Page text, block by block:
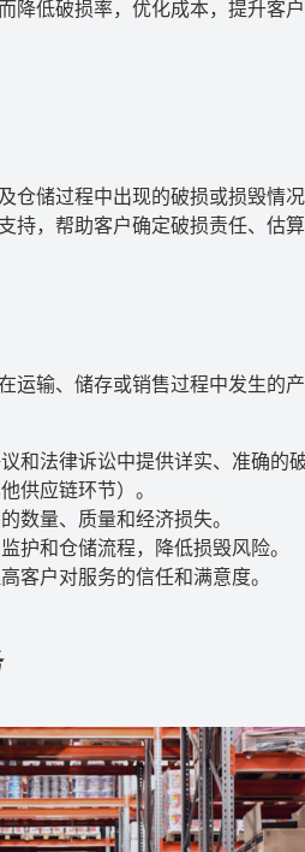
降低破损率，优化成本，提升客
仓储过程中出现的破损或损毁情
，帮助客户确定破损责任、估
运输、储存或销售过程中发生的
和法律诉讼中提供详实、准确的破
供应链环节）。
数量、质量和经济损失。
护和仓储流程，降低损毁风险。
客户对服务的信任和满意度。